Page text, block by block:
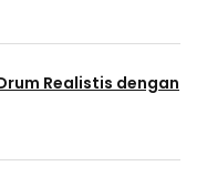
Realistis dengan